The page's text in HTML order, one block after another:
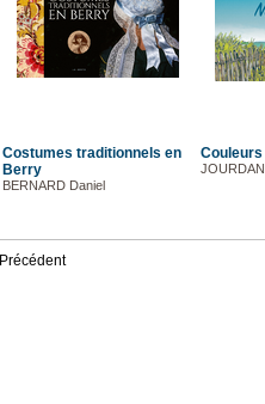
Costumes traditionnels en
Berry
BERNARD Daniel
Précédent